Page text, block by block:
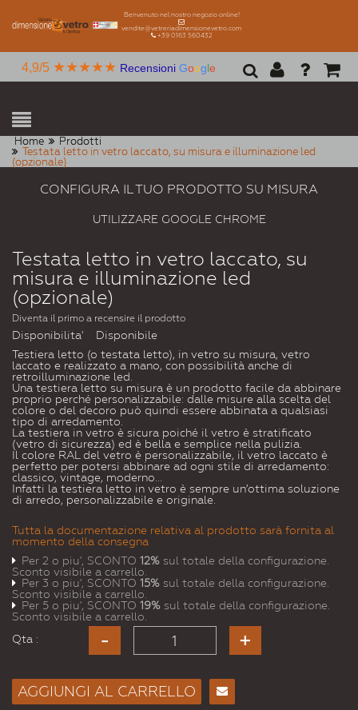
Benvenuto nel nostro negozio online!
vendite@vetreriadimensionevetro.com
+39 0163 560432
4,9/5 ★★★★★ Recensioni Google
Home
Prodotti
Testata letto in vetro laccato, su misura e illuminazione led
(opzionale)
CONFIGURA IL TUO PRODOTTO SU MISURA
UTILIZZARE GOOGLE CHROME
Testata letto in vetro laccato, su
misura e illuminazione led
(opzionale)
Diventa il primo a recensire il prodotto
Disponibilita'
Disponibile
Testiera letto (o testata letto), in vetro su misura, vetro
laccato e realizzato a mano, con possibilità anche di
retroilluminazione led.
Una testiera letto su misura è un prodotto facile da abbinare
proprio perché personalizzabile: dalle misure alla scelta del
colore o del decoro può quindi essere abbinata a qualsiasi
tipo di arredamento.
La testiera in vetro è sicura poiché il vetro è stratificato
(vetro di sicurezza) ed è bella e semplice nella pulizia.
Il colore RAL del vetro è personalizzabile, il vetro laccato è
perfetto per potersi abbinare ad ogni stile di arredamento:
classico, vintage, moderno...
Infatti la testiera letto in vetro è sempre un’ottima soluzione
di arredo, personalizzabile e originale.
Tutta la documentazione relativa al prodotto sarà fornita al
momento della consegna
Per 2 o piu', SCONTO 12% sul totale della configurazione.
Sconto visibile a carrello.
Per 3 o piu', SCONTO 15% sul totale della configurazione.
Sconto visibile a carrello.
Per 5 o piu', SCONTO 19% sul totale della configurazione.
Sconto visibile a carrello.
Qta :
AGGIUNGI AL CARRELLO